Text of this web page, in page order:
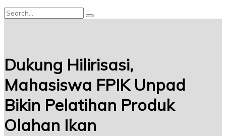
Dukung Hilirisasi,
Mahasiswa FPIK Unpad
Bikin Pelatihan Produk
Olahan Ikan